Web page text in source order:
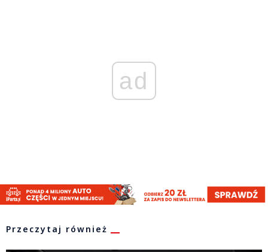
ad
Przeczytaj również